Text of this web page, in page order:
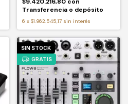
Transferencia o depósito
6 x $1.962.545,17 sin interés
SIN STOCK
GRATIS